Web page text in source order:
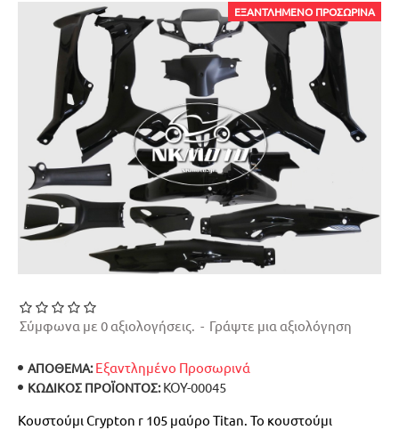
ΕΞΑΝΤΛΗΜΈΝΟ ΠΡΟΣΩΡΙΝΆ
Κουστούμι Crypton r 105 μαύρο Titan. Το κουστούμι
ΑΠΟΘΕΜΑ: Εξαντλημένο Προσωρινά
ΚΩΔΙΚΌΣ ΠΡΟΪΌΝΤΟΣ: ΚΟΥ-00045
Σύμφωνα με 0 αξιολογήσεις. - Γράψτε μια αξιολόγηση